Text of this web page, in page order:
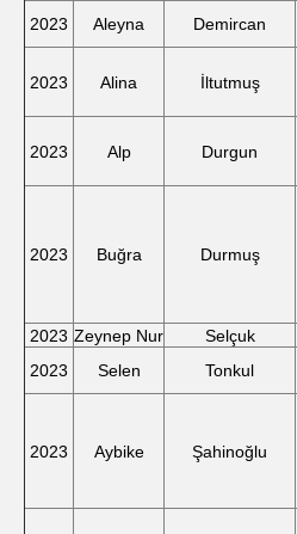
2023
Aleyna Demircan
2023 Alina İltutmuş
2023 Alp Durgun
2023 Buğra Durmuş
2023 Zeynep Nur Selçuk
2023
Selen Tonkul
2023 Aybike Şahinoğlu